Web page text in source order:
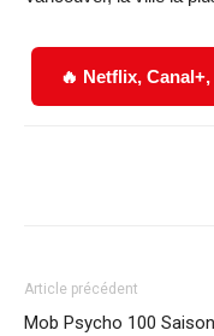
🔥 Netflix,
Article précédent
Mob Psycho 100